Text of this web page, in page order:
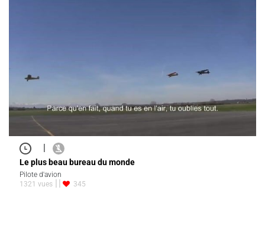
|
Le plus beau bureau du monde
Pilote d'avion
1321 vues
345